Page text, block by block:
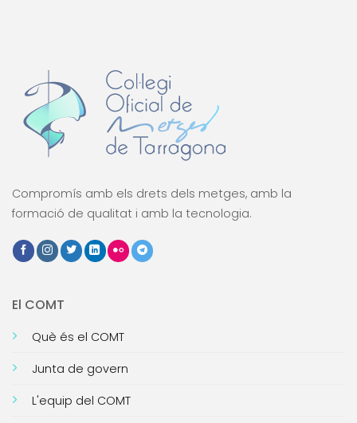
Compromís amb els drets dels metges, amb la
formació de qualitat i amb la tecnologia.
El COMT
Què és el COMT
Junta de govern
L'equip del COMT